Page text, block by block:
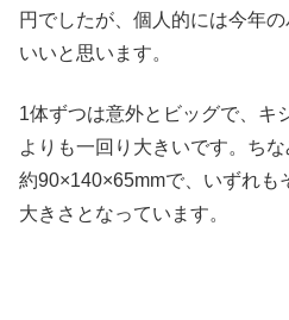
円でしたが、個人的には今年
いいと思います。
1体ずつは意外とビッグで、キ
よりも一回り大きいです。ち
約90×140×65mmで、いずれも
大きさとなっています。